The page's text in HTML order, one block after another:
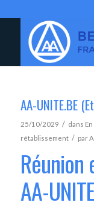
AA-UNITE.BE
25/10/2029 / dans
rétablissement / par
Réunion
AA-